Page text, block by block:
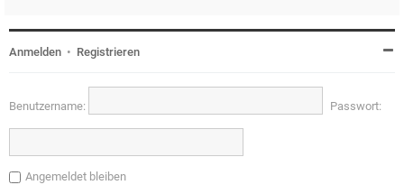
Anmelden • Registrieren
Benutzername: Passwort:
Angemeldet bleiben